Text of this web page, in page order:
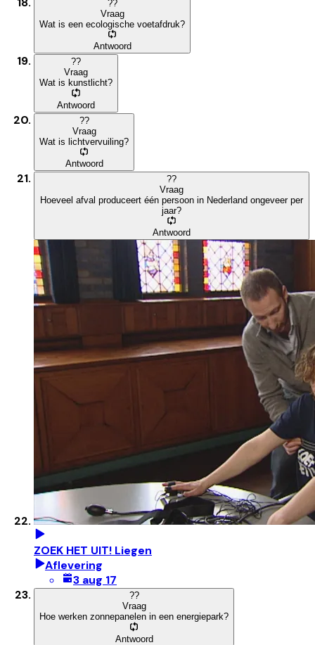
??
Vraag
Wat is een ecologische voetafdruk?
Antwoord
??
Vraag
Wat is kunstlicht?
Antwoord
??
Vraag
Wat is lichtvervuiling?
Antwoord
??
Vraag
Hoeveel afval produceert één persoon in Nederland ongeveer per
jaar?
Antwoord
ZOEK HET UIT! Liegen
Aflevering
3 aug 17
??
Vraag
Hoe werken zonnepanelen in een energiepark?
Antwoord